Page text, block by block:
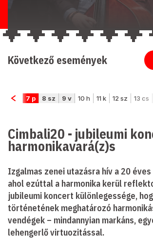
Következő események
Cimbali20 - jubileumi
harmonikavará(z)s
Izgalmas zenei utazásra hív a 20
ahol ezúttal a harmonika kerül
jubileumi koncert különlegessége,
történetének meghatározó
vendégek – mindannyian markáns,
lehengerlő virtuozitással.